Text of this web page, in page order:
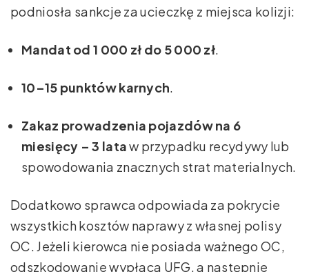
podniosła sankcje za ucieczkę z miejsca kolizji:
Mandat od 1 000 zł do 5 000 zł.
10–15 punktów karnych.
Zakaz prowadzenia pojazdów na 6
miesięcy – 3 lataw przypadku recydywy lub
spowodowania znacznych strat materialnych.
Dodatkowo sprawca odpowiada za pokrycie
wszystkich kosztów naprawy z własnej polisy
OC. Jeżeli kierowca nie posiada ważnego OC,
odszkodowanie wypłaca UFG, a następnie